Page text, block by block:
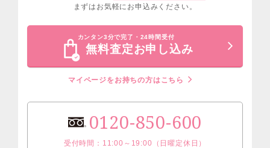
まずはお気軽にお申込みください。
カンタン3分で完了・24時間受付
無料査定お申し込み
マイページをお持ちの方はこちら
0120-850-600
受付時間：11:00～19:00（日曜定休日）